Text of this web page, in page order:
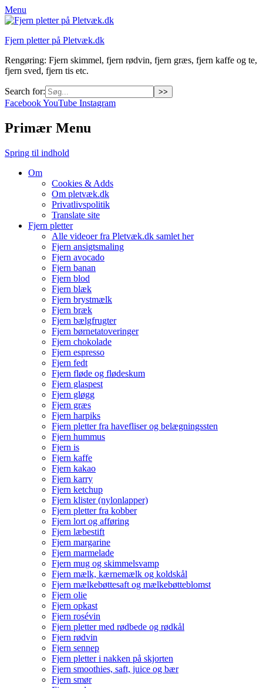
Menu
Fjern pletter på Pletvæk.dk
Rengøring: Fjern skimmel, fjern rødvin, fjern græs, fjern kaffe og te,
fjern sved, fjern tis etc.
Search for:
FacebookYouTube Instagram
Primær Menu
Spring til indhold
Om
Cookies & Adds
Om pletvæk.dk
Privatlivspolitik
Translate site
Fjern pletter
Alle videoer fra Pletvæk.dk samlet her
Fjern ansigtsmaling
Fjern avocado
Fjern banan
Fjern blod
Fjern blæk
Fjern brystmælk
Fjern bræk
Fjern bælgfrugter
Fjern børnetatoveringer
Fjern chokolade
Fjern espresso
Fjern fedt
Fjern fløde og flødeskum
Fjern glaspest
Fjern gløgg
Fjern græs
Fjern harpiks
Fjern pletter fra havefliser og belægningssten
Fjern hummus
Fjern is
Fjern kaffe
Fjern kakao
Fjern karry
Fjern ketchup
Fjern klister (nylonlapper)
Fjern pletter fra kobber
Fjern lort og afføring
Fjern læbestift
Fjern margarine
Fjern marmelade
Fjern mug og skimmelsvamp
Fjern mælk, kærnemælk og koldskål
Fjern mælkebøttesaft og mælkebøtteblomst
Fjern olie
Fjern opkast
Fjern rosévin
Fjern pletter med rødbede og rødkål
Fjern rødvin
Fjern sennep
Fjern pletter i nakken på skjorten
Fjern smoothies, saft, juice og bær
Fjern smør